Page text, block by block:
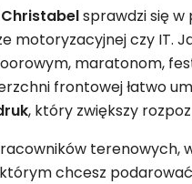
Christabelsprawdzi się
motoryzacyjnej czy IT.
maratonom,
frontowej łatwo
, który zwiększy
terenowych,
chcesz